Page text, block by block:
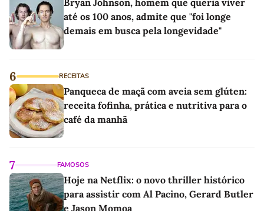
até os 100 anos, admite que "foi longe
demais em busca pela longevidade"
6 RECEITAS
Panqueca de maçã com aveia sem glúten:
receita fofinha, prática e nutritiva para o
café da manhã
7 FAMOSOS
Hoje na Netflix: o novo thriller histórico
para assistir com Al Pacino, Gerard Butler
e Jason Momoa